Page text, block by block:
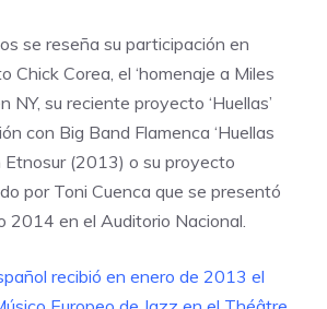
se reseña su participación en
Chick Corea, el ‘homenaje a Miles
NY, su reciente proyecto ‘Huellas’
con Big Band Flamenca ‘Huellas
Etnosur (2013) o su proyecto
por Toni Cuenca que se presentó
2014 en el Auditorio Nacional.
recibió en enero de 2013 el